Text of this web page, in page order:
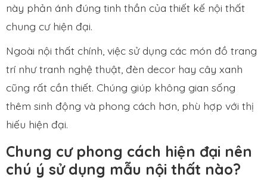
này phản ánh đúng tinh thần của thiết kế nội thất
chung cư hiện đại.
Ngoài nội thất chính, việc sử dụng các món đồ trang
trí như tranh nghệ thuật, đèn decor hay cây xanh
cũng rất cần thiết. Chúng giúp không gian sống
thêm sinh động và phong cách hơn, phù hợp với thị
hiếu hiện đại.
Chung cư phong cách hiện đại nên
chú ý sử dụng mẫu nội thất nào?